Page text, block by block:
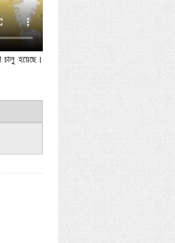
চালু হয়েছে।